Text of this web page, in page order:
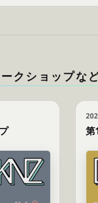
クショップなど
第